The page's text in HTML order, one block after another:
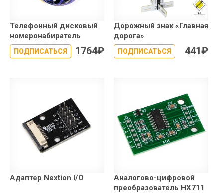
Телефонный дисковый
номеронабиратель
ПОДПИСАТЬСЯ 1764₽
Дорожный знак «Главная
дорога»
ПОДПИСАТЬСЯ 441₽
Адаптер Nextion I/O
Аналогово-цифровой
преобразователь HX711